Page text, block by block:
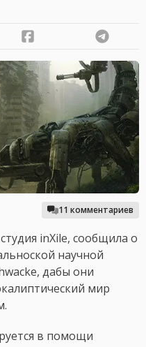
11 комментариев
inXile, сообщила о
научной
дабы они
мир
в помощи